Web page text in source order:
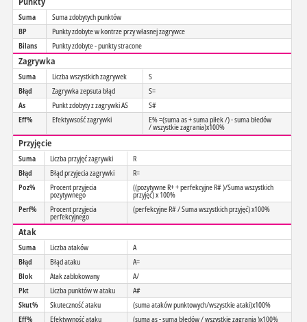
Suma
Suma zdobytych punktów
BP
Punkty zdobyte w kontrze przy własnej zagrywce
Bilans
Punkty zdobyte - punkty stracone
Zagrywka
Suma Liczba wszystkich zagrywek
S
Błąd
Zagrywka zepsuta błąd
S=
As
Punkt zdobyty z zagrywki AS
S#
Eff%
Efektywsość zagrywki E% =(suma as + suma piłek /) - suma błedów
/ wszystkie zagrania)x100%
Przyjęcie
Suma Liczba przyjęć zagrywki
R
Błąd
Błąd przyjecia zagrywki
R=
Poz%
Procent przyjecia
pozytywnego
((pozytywne R+ + perfekcyjne R# )/Suma wszystkich
przyjęć) x 100%
Perf%
Procent przyjecia
perfekcyjnego
(perfekcyjne R# / Suma wszystkich przyjęć) x100%
Atak
Suma Liczba ataków
A
Błąd
Błąd ataku
A=
Blok
Atak zablokowany
A/
Pkt
Liczba punktów w ataku
A#
Skut%
Skuteczność ataku
(suma ataków punktowych/wszystkie ataki)x100%
Eff%
Efektywność ataku (suma as - suma błedów / wszystkie zagrania )x100%